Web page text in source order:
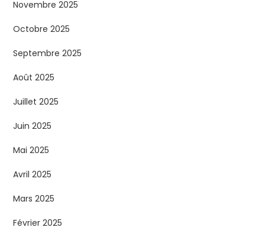
Novembre 2025
Octobre 2025
Septembre 2025
Août 2025
Juillet 2025
Juin 2025
Mai 2025
Avril 2025
Mars 2025
Février 2025